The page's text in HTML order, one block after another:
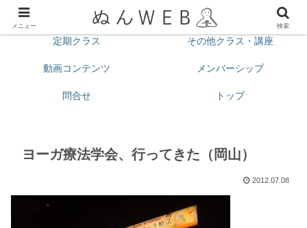
プロフィール 今月の予定
定期クラス その他クラス・講座
動画コンテンツ メンバーシップ
問合せ トップ
ヨーガ療法学会、行ってきた（岡山）
2012.07.08
メニュー 検索